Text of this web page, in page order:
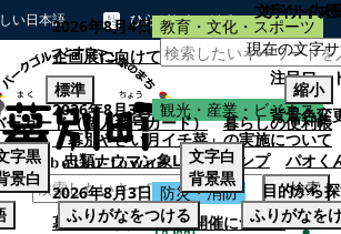
い日本語 ひらがなをつける
検索
2026年8月4日 教育・文化・スポーツ
企画展に向けて：安東ウメ子さんとの思
2026年8月3日 観光・産業・ビジネス
「幕別やさい月イチ菜」の実施について
2026年8月3日 防災・消防
幕別町防災フェアの開催について
サイト内
注目ワー
ーカード（個人番号カード）
暮らしの便利帳
忠類ナウマン象LINEスタンプ
パオく
目的から
文字サイズ
現在の文字
標準
縮小
背景色変
字黒
景白
文字白
背景黒
ふりがなをつける ふりがなを